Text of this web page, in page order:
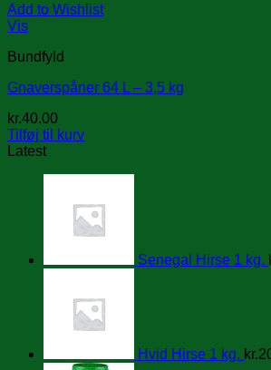
Add to Wishlist
Vis
Bundfyld
Gnaverspåner 64 L – 3,5 kg
kr.40.00
Tilføj til kurv
Latest
Senegal Hirse 1 kg.
Hvid Hirse 1 kg. kr.